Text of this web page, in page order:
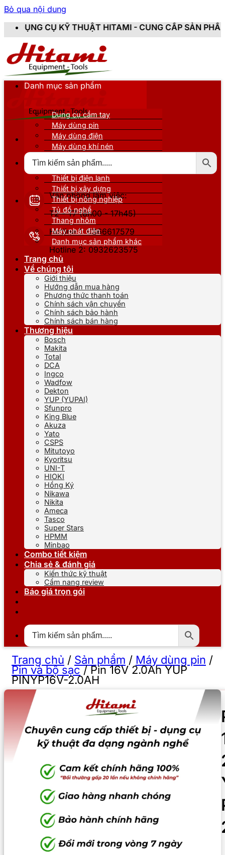
Bỏ qua nội dung
HITAMI - CUNG CẤP SẢN PHẨM CHÍNH HÃNG,
Văn phòng làm việc:
T2 - T7 (8h00 - 17h45)
Hotline 1: 0866617579
Hotline 2: 0932623575
Danh mục sản phẩm
Dụng cụ cầm tay
Máy dùng pin
Máy dùng điện
Máy dùng khí nén
Thiết bị nâng đỡ
Thiết bị điện lạnh
Thiết bị xây dựng
Thiết bị nông nghiệp
Tủ đồ nghề
Thang nhôm
Máy phát điện
Danh mục sản phẩm khác
Trang chủ
Về chúng tôi
Giới thiệu
Hướng dẫn mua hàng
Phương thức thanh toán
Chính sách vận chuyển
Chính sách bảo hành
Chính sách bán hàng
Thương hiệu
Bosch
Makita
Total
DCA
Ingco
Wadfow
Dekton
YUP (YUPAI)
Sfunpro
King Blue
Akuza
Yato
CSPS
Mitutoyo
Kyoritsu
UNI-T
HIOKI
Hồng Ký
Nikawa
Nikita
Ameca
Tasco
Super Stars
HPMM
Minbao
Combo tiết kiệm
Chia sẻ & đánh giá
Kiến thức kỹ thuật
Cẩm nang review
Báo giá trọn gói
Trang chủ / Sản phẩm / Máy dùng pin /
Pin và bộ sạc/Pin 16V 2.0Ah YUP
PINYP16V-2.0AH